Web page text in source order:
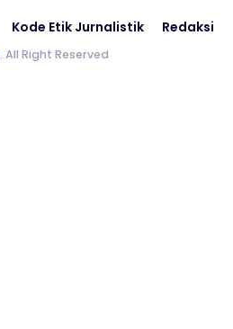
Kode Etik Jurnalistik Redaksi
. All Right Reserved